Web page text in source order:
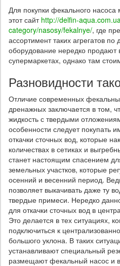
Для покупки фекального
этот сайт http://delfin-
category/nasosy/fekalnye/, где
ассортимент таких агрегатов
оборудование нередко продают
супермаркетах, однако там
Разновидности
Отличие современных
дренажных заключается в том,
жидкость с твердыми
особенности следует покупать
откачки сточных вод, которые
количествах в сетиках и
станет настоящим спасением
земельных участков, которые
осенний и весенний период.
позволяет выкачивать даже ту
твердые примеси. Нередко
для откачки сточных вод в
Это делается в тех ситуациях,
подключиться к
большого уклона. В таких
устанавливают специальный
размещают фекальный насос и